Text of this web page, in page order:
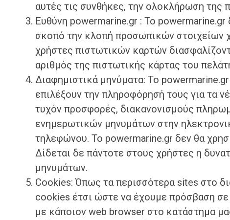
αυτές τις συνθήκες, την ολοκλήρωση της
Ευθύνη powermarine.gr : Το
σκοπό την κλοπή προσωπικών στοιχείων
χρήστες πιστωτικών καρτών
αριθμός της πιστωτικής κάρτας του
Διαφημιστικά μηνύματα: Το
επιλέξουν την πληροφόρησή τους για τα
τυχόν προσφορές, διακανονισμούς
ενημερωτικών μηνυμάτων στην
τηλεφώνου. Το powermarine.gr δεν θα
Δίδεται δε πάντοτε στους χρήστες η
μηνυμάτων.
Cookies: Όπως τα περισσότερα sites στο
cookies έτσι ώστε να έχουμε πρόσβαση
με κάποιον web browser στο κατάστημα